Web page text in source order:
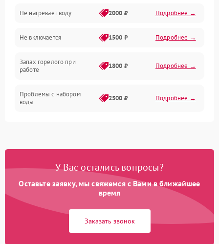
Программное обеспечение
Не нагревает воду 2000 ₽ Подробнее →
Не включается 1500 ₽ Подробнее →
Запах горелого при
работе
1800 ₽ Подробнее →
Проблемы с набором
воды
2500 ₽ Подробнее →
Замена платы управления 2200 ₽ Подробнее →
У Вас остались вопросы?
Оставьте заявку, мы свяжемся с Вами в ближайшее
время
Заказать звонок